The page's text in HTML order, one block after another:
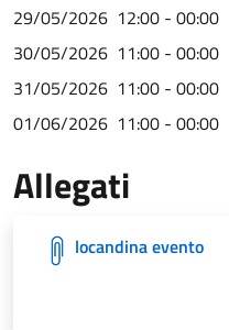
29/05/2026 12:00 - 00:00
30/05/2026 11:00 - 00:00
31/05/2026 11:00 - 00:00
01/06/2026 11:00 - 00:00
Allegati
locandina evento